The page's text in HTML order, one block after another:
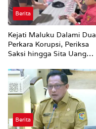
Berita
Kejati Maluku Dalami Dua
Perkara Korupsi, Periksa
Saksi hingga Sita Uang
Berita